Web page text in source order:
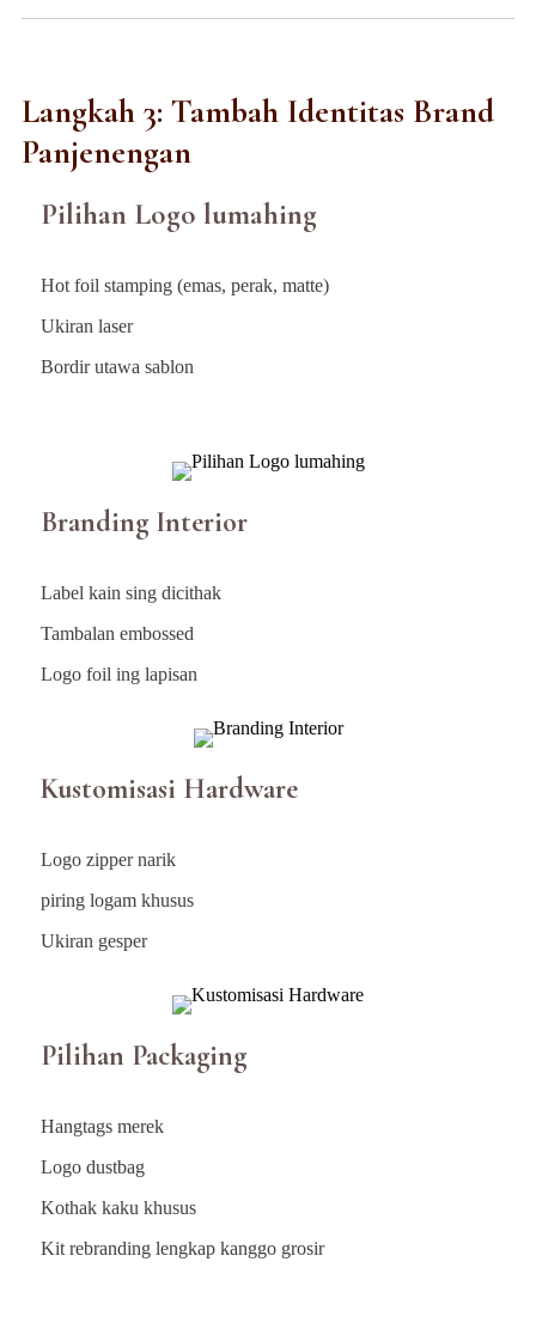
Langkah 3: Tambah Identitas Brand
Panjenengan
Pilihan Logo lumahing
Hot foil stamping (emas, perak, matte)
Ukiran laser
Bordir utawa sablon
Branding Interior
Label kain sing dicithak
Tambalan embossed
Logo foil ing lapisan
Kustomisasi Hardware
Logo zipper narik
piring logam khusus
Ukiran gesper
Pilihan Packaging
Hangtags merek
Logo dustbag
Kothak kaku khusus
Kit rebranding lengkap kanggo grosir